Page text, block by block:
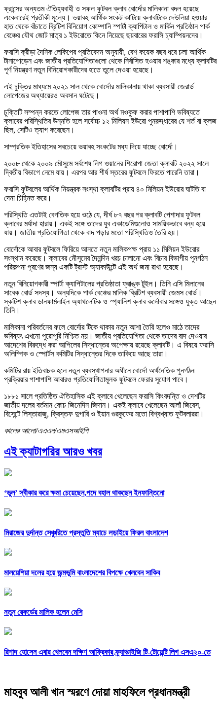
ফ্রান্সের অন্যতম ঐতিহ্যবাহী ও সফল ফুটবল ক্লাব বোর্দোর মালিকানা বদল হয়েছে
একেবারেই প্রতীকী মূল্যে। ভয়াবহ আর্থিক সংকট কাটিয়ে ক্লাবটিকে দেউলিয়া হওয়ার
হাত থেকে বাঁচাতে ব্রিটিশ বিনিয়োগ কোম্পানি স্পার্টা ক্যাপিটাল ও মার্কিন প্রতিষ্ঠান পার্ক
বেঞ্চের যৌথ জোট মাত্র ১ ইউরোতে কিনে নিয়েছে ছয়বারের ফরাসি চ্যাম্পিয়নদের।
ফরাসি ক্রীড়া দৈনিক লেকিপের প্রতিবেদন অনুযায়ী, বেশ কয়েক বছর ধরে চলা আর্থিক
টানাপোড়েন এবং জাতীয় প্রতিযোগিতাগুলো থেকে নির্বাসিত হওয়ার শঙ্কার মধ্যে ক্লাবটির
পূর্ণ নিয়ন্ত্রণ নতুন বিনিয়োগকারীদের হাতে তুলে দেওয়া হয়েছে।
এই চুক্তির মাধ্যমে ২০২১ সাল থেকে বোর্দোর মালিকানায় থাকা ব্যবসায়ী জেরার্ড
লোপেজের অধ্যায়েরও অবসান ঘটেছে।
চুক্তিটি সম্পন্ন করতে লোপেজ তার পাওনা অর্থ মওকুফ করার পাশাপাশি ভবিষ্যতে
ক্লাবের পরিস্থিতির উন্নতি হলে সর্বোচ্চ ১২ মিলিয়ন ইউরো পুনরুদ্ধারের যে শর্ত বা ক্লজ
ছিল, সেটিও ত্যাগ করেছেন।
সাম্প্রতিক ইতিহাসের সবচেয়ে ভয়াবহ সংকটের মধ্য দিয়ে যাচ্ছে বোর্দো।
২০০৮ থেকে ২০০৯ মৌসুমে সর্বশেষ লিগ ওয়ানের শিরোপা জেতা ক্লাবটি ২০২২ সালে
দ্বিতীয় বিভাগে নেমে যায়। এরপর আর শীর্ষ স্তরের ফুটবলে ফিরতে পারেনি তারা।
ফরাসি ফুটবলের আর্থিক নিয়ন্ত্রক সংস্থা ক্লাবটির প্রায় ৪০ মিলিয়ন ইউরোর ঘাটতি বা
দেনা চিহ্নিত করে।
পরিস্থিতি এতটাই বেগতিক হয়ে ওঠে যে, দীর্ঘ ৮৭ বছর পর ক্লাবটি পেশাদার ফুটবল
ক্লাবের মর্যাদা হারায়। একই সঙ্গে তাদের যুব একাডেমিগুলোও সাময়িকভাবে বন্ধ হয়ে
যায়। জাতীয় প্রতিযোগিতা থেকে বাদ পড়ার মতো পরিস্থিতিও তৈরি হয়।
বোর্দোকে আবার ফুটবলে ফিরিয়ে আনতে নতুন মালিকপক্ষ প্রায় ১১ মিলিয়ন ইউরোর
সংস্থান করেছে। ক্লাবের মৌসুমের দৈনন্দিন খরচ চালানো এবং বিচার বিভাগীয় পুনর্গঠন
পরিকল্পনা পূরণের জন্য একটি ট্রাস্ট অ্যাকাউন্টে এই অর্থ জমা রাখা হয়েছে।
নতুন বিনিয়োগকারী স্পার্টা ক্যাপিটালের প্রতিষ্ঠাতা ফ্রাঙ্ক টুইল। তিনি এসি মিলানের
সাবেক বোর্ড সদস্য। অন্যদিকে পার্ক বেঞ্চের মালিক ব্রিটিশ ব্যবসায়ী জেমস বোর্ড।
স্কটিশ ক্লাব ডানফার্মলাইন অ্যাথলেটিক ও স্প্যানিশ ক্লাব কর্দোবার সঙ্গেও যুক্ত আছেন
তিনি।
মালিকানা পরিবর্তনের ফলে বোর্দোর টিকে থাকার নতুন আশা তৈরি হলেও মাঠে তাদের
ভবিষ্যৎ এখনো পুরোপুরি নিশ্চিত নয়। জাতীয় প্রতিযোগিতা থেকে তাদের বাদ দেওয়ার
আদেশের বিরুদ্ধে করা আপিলের সিদ্ধান্তের অপেক্ষায় রয়েছে ক্লাবটি। এ বিষয়ে ফরাসি
অলিম্পিক ও স্পোর্টস কমিটির সিদ্ধান্তের দিকে তাকিয়ে আছে তারা।
কমিটির রায় ইতিবাচক হলে নতুন ব্যবস্থাপনার অধীনে বোর্দো অর্থনৈতিক পুনর্গঠন
প্রক্রিয়ার পাশাপাশি আবারও প্রতিযোগিতামূলক ফুটবলে ফেরার সুযোগ পাবে।
১৮৮১ সালে প্রতিষ্ঠিত ঐতিহাসিক এই ক্লাবে খেলেছেন ফরাসি কিংবদন্তি ও দেশটির
জাতীয় দলের বর্তমান কোচ জিনেদিন জিদান। একই ক্লাবে খেলেছেন আলাঁ জিরেস,
বিসেন্টে লিস্তারাজু, ক্রিস্তফ দুগারি ও ইয়ান গুরকুফের মতো বিশ্বখ্যাত ফুটবলাররা।
কালের আলো/এএএন/এমএসআইপি
এই ক্যাটাগরির আরও খবর
‘ভুল’ স্বীকার করে ক্ষমা চেয়েছেন,পদে বহাল থাকছেন ইনফান্তিনো
মিরাজের দুর্দান্ত সেঞ্চুরিতে প্রস্তুতি ম্যাচে লড়াইয়ে ফিরল বাংলাদেশ
মালয়েশিয়া দলের হয়ে জন্মভূমি বাংলাদেশের বিপক্ষে খেলবেন সাকিব
নতুন রেকর্ডের মালিক হলেন মেসি
রিশাদ হোসেন এবার খেলবেন দক্ষিণ আফ্রিকার ফ্র্যাঞ্চাইজি টি-টোয়েন্টি লিগ এসএ২০-তে
মাহবুব আলী খান স্মরণে দোয়া মাহফিলে প্রধানমন্ত্রী